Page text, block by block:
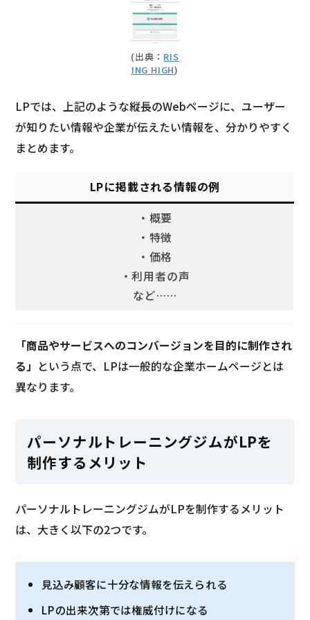
(出典： RIS
ING HIGH)
LPでは、上記のような縦長のWebページに、ユーザー
が知りたい情報や企業が伝えたい情報を、分かりやすく
まとめます。
LPに掲載される情報の例
・概要
・特徴
・価格
・利用者の声
など……
「商品やサービスへのコンバージョンを目的に制作され
る」 という点で、LPは一般的な企業ホームページとは
異なります。
パーソナルトレーニングジムがLPを
制作するメリット
パーソナルトレーニングジムがLPを制作するメリット
は、大きく以下の2つです。
見込み顧客に十分な情報を伝えられる
LPの出来次第では権威付けになる